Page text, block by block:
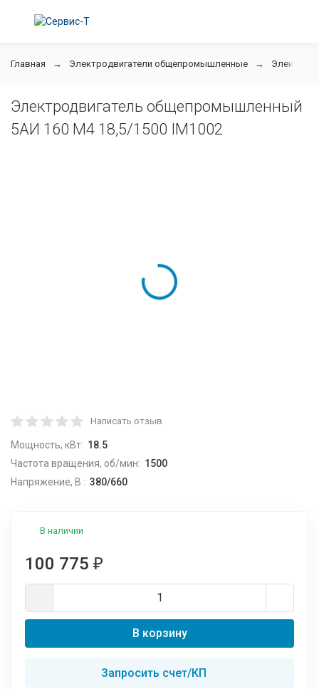
Главная Электродвигатели общепромышленные
Электродвигатель общепромышленный
5АИ 160 М4 18,5/1500 IM1002
Написать отзыв
Мощность, кВт: 18.5
Частота вращения, об/мин: 1500
Напряжение, В : 380/660
В наличии
100 775 ₽
В корзину
Запросить счет/КП